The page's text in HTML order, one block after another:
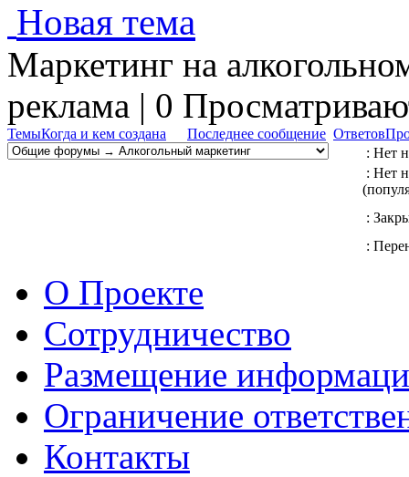
Новая тема
Маркетинг на
реклама | 0
ТемыКогда и кем создана Последнее сообщение Ответов
: Нет
: Нет
:
:
О Проекте
Сотрудничество
Размещение
Ограничение
Контакты